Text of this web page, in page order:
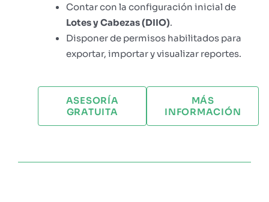
Contar con la configuración inicial de
Lotes y Cabezas (DIIO).
Disponer de permisos habilitados para
exportar, importar y visualizar reportes.
ASESORÍA
GRATUITA
MÁS
INFORMACIÓN